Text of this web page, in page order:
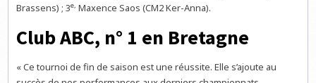
Brassens) ; 3e, Maxence Saos (CM2 Ker-Anna).
Club ABC, n° 1 en Bretagne
« Ce tournoi de fin de saison est une réussite. Elle s’ajoute au